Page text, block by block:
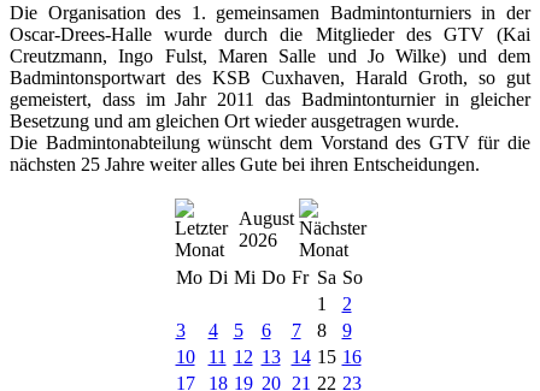
Die Organisation des 1. gemeinsamen Badmintonturniers in der
Oscar-Drees-Halle wurde durch die Mitglieder des GTV (Kai
Creutzmann, Ingo Fulst, Maren Salle und Jo Wilke) und dem
Badmintonsportwart des KSB Cuxhaven, Harald Groth, so gut
gemeistert, dass im Jahr 2011 das Badmintonturnier in gleicher
Besetzung und am gleichen Ort wieder ausgetragen wurde.
Die Badmintonabteilung wünscht dem Vorstand des GTV für die
nächsten 25 Jahre weiter alles Gute bei ihren Entscheidungen.
August
2026
Mo Di Mi Do Fr Sa So
1
2
3
4 5 6 7 8
9
10
11 12 13 14 15 16
17
18 19 20 21 22 23